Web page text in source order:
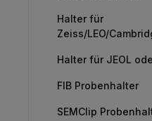
Halter für
Zeiss/LEO/
Halter für JEOL
FIB Probenhalter
SEMClip